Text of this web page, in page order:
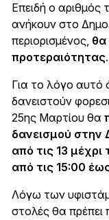
Επειδή ο
ανήκουν στο
περιορισμένος, θα
προτεραιότητας.
Για το λόγο αυτό
δανειστούν
25ης Μαρτίου θα
δανεισμού στην
από τις 13 μέχρι
από τις 15:00
Λόγω των
στολές θα πρέπει